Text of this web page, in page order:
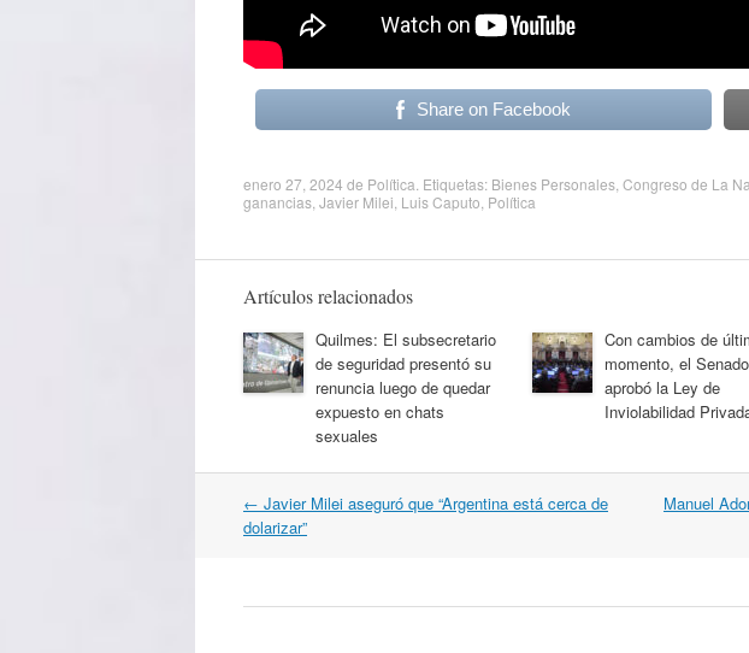
Share on Facebook
enero 27, 2024 de Política . Etiquetas: Bienes Personales Congreso de La
ganancias Javier Milei Luis Caputo Política
Artículos relacionados
Quilmes: El subsecretario
de seguridad presentó su
renuncia luego de quedar
expuesto en chats
sexuales
Con cambios de
momento, el Senado
aprobó la Ley de
Inviolabilidad
Navegación
por
← Javier Milei aseguró que “Argentina está cerca de
dolarizar”
Manuel